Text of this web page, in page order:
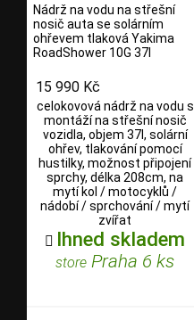
Nádrž na vodu na střešní
nosič auta se solárním
ohřevem tlaková Yakima
RoadShower 10G 37l
15 990 Kč
celokovová nádrž na vodu s
montáží na střešní nosič
vozidla, objem 37l, solární
ohřev, tlakování pomocí
hustilky, možnost připojení
sprchy, délka 208cm, na
mytí kol / motocyklů /
nádobí / sprchování / mytí
zvířat
 Ihned skladem
store Praha 6 ks